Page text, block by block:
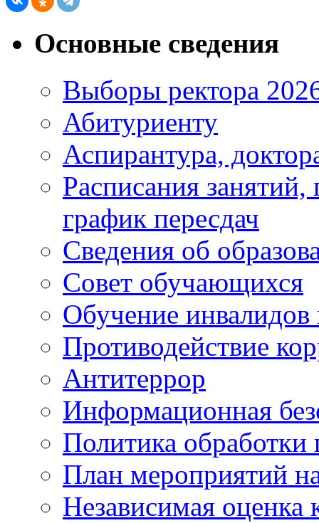
Основные сведения
Выборы ректора
Абитуриенту
Аспирантура,
Расписания
график пересдач
Сведения об
Совет обучающихся
Обучение
Противодействие
Антитеррор
Информационная
Политика
План мероприятий
Независимая оценка